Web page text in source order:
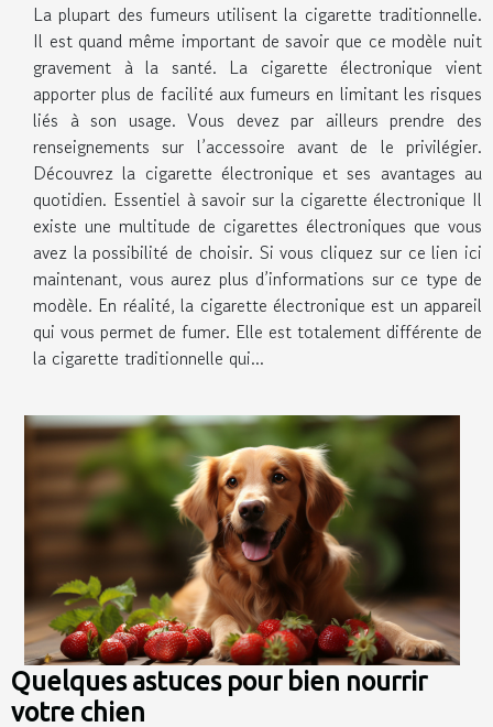
La plupart des fumeurs utilisent la cigarette traditionnelle.
Il est quand même important de savoir que ce modèle nuit
gravement à la santé. La cigarette électronique vient
apporter plus de facilité aux fumeurs en limitant les risques
liés à son usage. Vous devez par ailleurs prendre des
renseignements sur l’accessoire avant de le privilégier.
Découvrez la cigarette électronique et ses avantages au
quotidien. Essentiel à savoir sur la cigarette électronique Il
existe une multitude de cigarettes électroniques que vous
avez la possibilité de choisir. Si vous cliquez sur ce lien ici
maintenant, vous aurez plus d’informations sur ce type de
modèle. En réalité, la cigarette électronique est un appareil
qui vous permet de fumer. Elle est totalement différente de
la cigarette traditionnelle qui...
Quelques astuces pour bien nourrir
votre chien